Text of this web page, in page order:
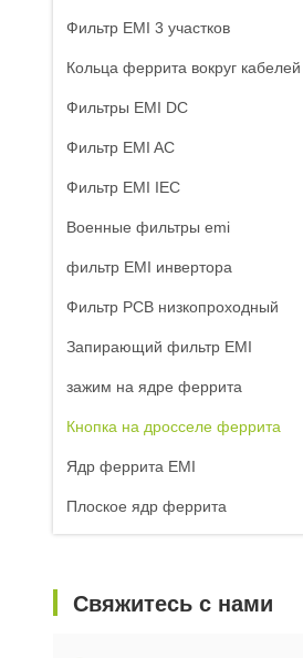
Фильтр EMI 3 участков
Кольца феррита вокруг кабелей
Фильтры EMI DC
Фильтр EMI AC
Фильтр EMI IEC
Военные фильтры emi
фильтр EMI инвертора
Фильтр PCB низкопроходный
Запирающий фильтр EMI
зажим на ядре феррита
Кнопка на дросселе феррита
Ядр феррита EMI
Плоское ядр феррита
Свяжитесь с нами